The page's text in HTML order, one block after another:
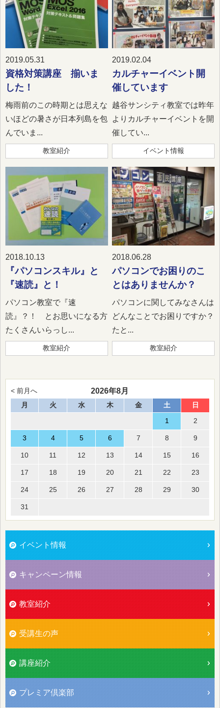
2019.05.31
資格対策講座 揃いま
した！
梅雨前のこの時期とは思えな
いほどの暑さが日本列島を包
んでいま...
教室紹介
2019.02.04
カルチャーイベント開
催しています
越谷サンシティ教室では昨年
よりカルチャーイベントを開
催してい...
イベント情報
2018.10.13
『パソコンスキル』と
『速読』と！
パソコン教室で『速
読』？！ とお思いになる方
たくさんいらっし...
教室紹介
2018.06.28
パソコンでお困りのこ
とはありませんか？
パソコンに関してみなさんは
どんなことでお困りですか？
たと...
教室紹介
< 前月へ 2026年8月
月 火 水 木 金 土 日
1 2
3 4 5 6 7 8 9
10 11 12 13 14 15 16
17 18 19 20 21 22 23
24 25 26 27 28 29 30
31
イベント情報
キャンペーン情報
教室紹介
受講生の声
講座紹介
プレミア倶楽部